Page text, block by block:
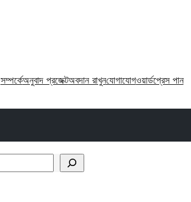
সম্পর্কেঅনুবাদ প্রজেক্টঅবদান রাখুনযোগাযোগওয়ার্ডপ্রেস পান